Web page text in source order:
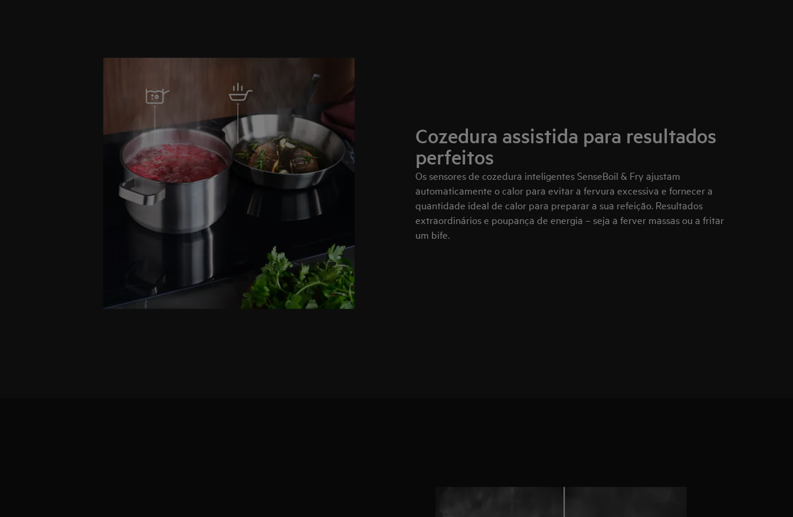
Cozedura assistida para resultados
perfeitos
Os sensores de cozedura inteligentes SenseBoil & Fry ajustam
automaticamente o calor para evitar a fervura excessiva e fornecer a
quantidade ideal de calor para preparar a sua refeição. Resultados
extraordinários e poupança de energia – seja a ferver massas ou a fritar
um bife.